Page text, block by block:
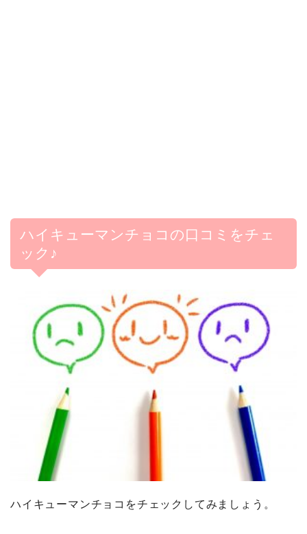
ハイキューマンチョコの口コミをチェ
ック♪
ハイキューマンチョコをチェックしてみましょう。